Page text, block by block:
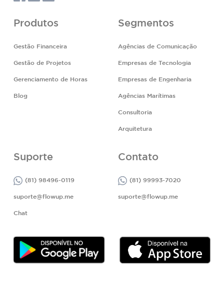
Produtos
Gestão Financeira
Gestão de Projetos
Gerenciamento de Horas
Blog
Segmentos
Agências de Comunicação
Empresas de Tecnologia
Empresas de Engenharia
Agências Marítimas
Consultoria
Arquitetura
Suporte
(81) 98496-0119
suporte@flowup.me
Chat
Contato
(81) 99993-7020
suporte@flowup.me